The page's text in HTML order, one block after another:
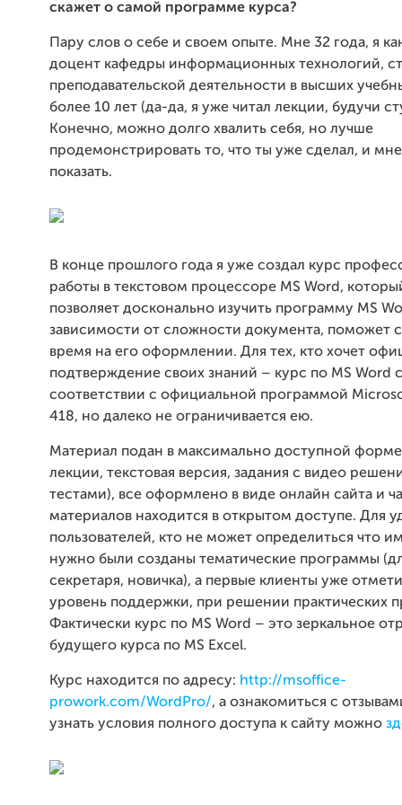
скажет о самой программе курса?
Пару слов о себе и своем опыте. Мне 32 года, я
доцент кафедры информационных технологий,
преподавательской деятельности в высших
более 10 лет (да-да, я уже читал лекции, будучи
Конечно, можно долго хвалить себя, но лучше
продемонстрировать то, что ты уже сделал, и мне
показать.
В конце прошлого года я уже создал курс
работы в текстовом процессоре MS Word,
позволяет досконально изучить программу MS
зависимости от сложности документа, поможет
время на его оформлении. Для тех, кто хочет
подтверждение своих знаний – курс по MS Word
соответствии с официальной программой
418, но далеко не ограничивается ею.
Материал подан в максимально доступной
лекции, текстовая версия, задания с видео
тестами), все оформлено в виде онлайн сайта и
материалов находится в открытом доступе. Для
пользователей, кто не может определиться что
нужно были созданы тематические программы
секретаря, новичка), а первые клиенты уже
уровень поддержки, при решении практических
Фактически курс по MS Word – это зеркальное
будущего курса по MS Excel.
Курс находится по адресу: http://msoffice-
prowork.com/WordPro/, а ознакомиться с
узнать условия полного доступа к сайту можно